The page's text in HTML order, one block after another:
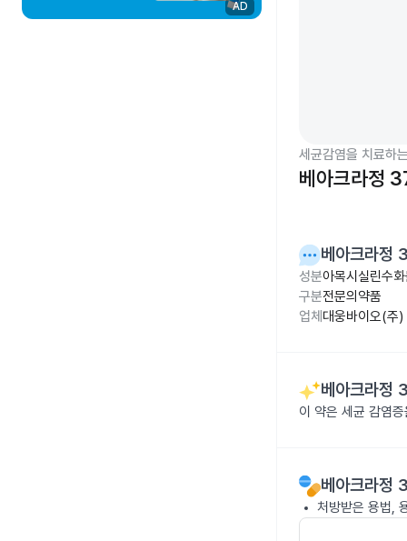
AD
세균감염을 치료하
베아크라정
베아크라정
성분아목시실린수
구분전문의약품
업체 대웅바이오(주)
베아크라정
이 약은 세균 감염
베아크라정
처방받은 용법,